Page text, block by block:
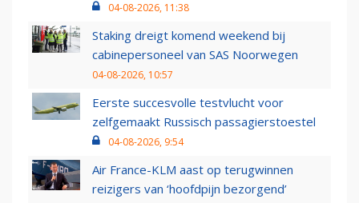
04-08-2026, 11:38
Staking dreigt komend weekend bij
cabinepersoneel van SAS Noorwegen
04-08-2026, 10:57
Eerste succesvolle testvlucht voor
zelfgemaakt Russisch passagierstoestel
04-08-2026, 9:54
Air France-KLM aast op terugwinnen
reizigers van ‘hoofdpijn bezorgend’